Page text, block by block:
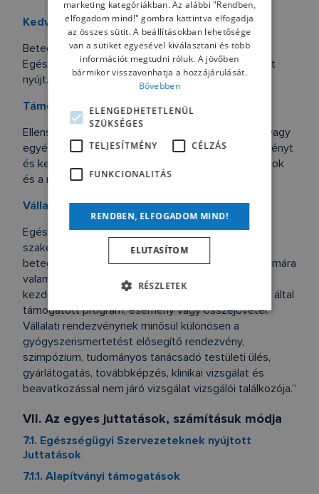
Kedvezményezett
Betegszervezet, Egészségügyi Szakember,
Egészségügyi Szervezet, akinek a Vállalat Juttatást
nyújt.
Támogatás
Ellenszolgáltatás nélkül nyújtott pénzbeli juttatás, vagy
egyéb anyagi előny, ide nem értve az adókedvezményt
és kezességválallást, továbbá a médiaszolgáltatások
és a műsorszámok támogatását.
Vállalati Rendezvény
Egészségügyi Szakemberek, Egészségügyi
szakembereket tömörítő szervezetek, továbbá
betegek, Betegszervezetek, illetve azok tagjai számára
valamely Vállalat által, vagy a Vállalat megbízásából
kezdeményezett vagy szervezett, illetve a Vállalat által
támogatott program, esemény vagy összejövetel.
Vállalati rendezvénynek minősül különösen a
gyógyszerismertetést elősegítő rendezvény,
szimpózium, tudományos tanácsadó testületi ülés,
gyárlátogatás, továbbképzés, klinikai vizsgálat és
beavatkozással nem járó vizsgálat vizsgálói találkozója.”
VII. Az egyes juttatások, számításuk módja
7.1. Egészségügyi Szervezeteknek nyújtott
Juttatások
7.1.1. Alapítványi támogatások
marketing kategóriákban. Az alábbi "Rendben,
elfogadom mind!" gombra kattintva elfogadja
az összes sütit. A beállításokban lehetősége
van a sütiket egyesével kiválasztani és több
információt megtudni róluk. A jövőben
bármikor visszavonhatja a hozzájárulását.
Bővebben
ELENGEDHETETLENÜL
SZÜKSÉGES
TELJESÍTMÉNY
CÉLZÁS
FUNKCIONALITÁS
RENDBEN, ELFOGADOM MIND!
ELUTASÍTOM
RÉSZLETEK